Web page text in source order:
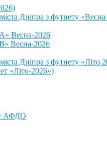
Дніпра з футнету
Весна-2026
Весна-2026
Дніпра з футнету «Літо
«Літо-2026»)
АФДО